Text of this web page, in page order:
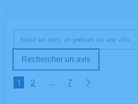
Rechercher un avis
1 2 … 7